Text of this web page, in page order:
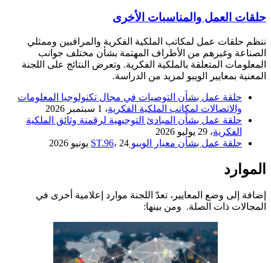
حلقات العمل والمناسبات الأخرى
ننظم حلقات عمل لمكاتب الملكية الفكرية والمراقبين وممثلي
الصناعة وغيرهم من الأطراف المهتمة بشأن مختلف جوانب
المعلومات المتعلقة بالملكية الفكرية. وتعرض النتائج على اللجنة
المعنية بمعايير الويبو لمزيد من الدراسة.
حلقة عمل بشأن التوصيات في مجال تكنولوجيا المعلومات
والاتصالات لمكاتب الملكية الفكرية، 1 سبتمبر 2026
حلقة عمل بشأن المبادئ التوجيهية لرقمنة وثائق الملكية
الفكرية، 29 يوليو 2026
حلقة عمل بشأن معيار الويبو ST.96 ، 24 يونيو 2026
الموارد
إضافة إلى وضع المعايير، تعدّ اللجنة موارد إعلامية أخرى في
المجالات ذات الصلة. ومن بينها: